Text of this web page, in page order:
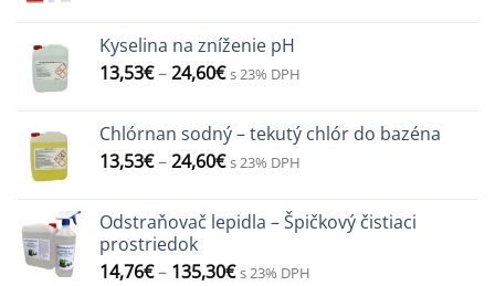
Kyselina na zníženie pH
13,53€–24,60€ s 23% DPH
Chlórnan sodný – tekutý chlór do bazéna
13,53€–24,60€ s 23% DPH
Odstraňovač lepidla – Špičkový čistiaci
prostriedok
14,76€– 135,30€ s 23% DPH